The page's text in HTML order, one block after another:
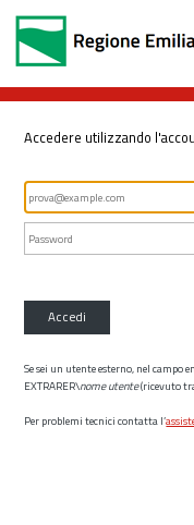
Accedere utilizzando
Accedi
Se sei un utente esterno, nel campo
EXTRARER\nome utente(ricevuto
Per problemi tecnici contatta l’